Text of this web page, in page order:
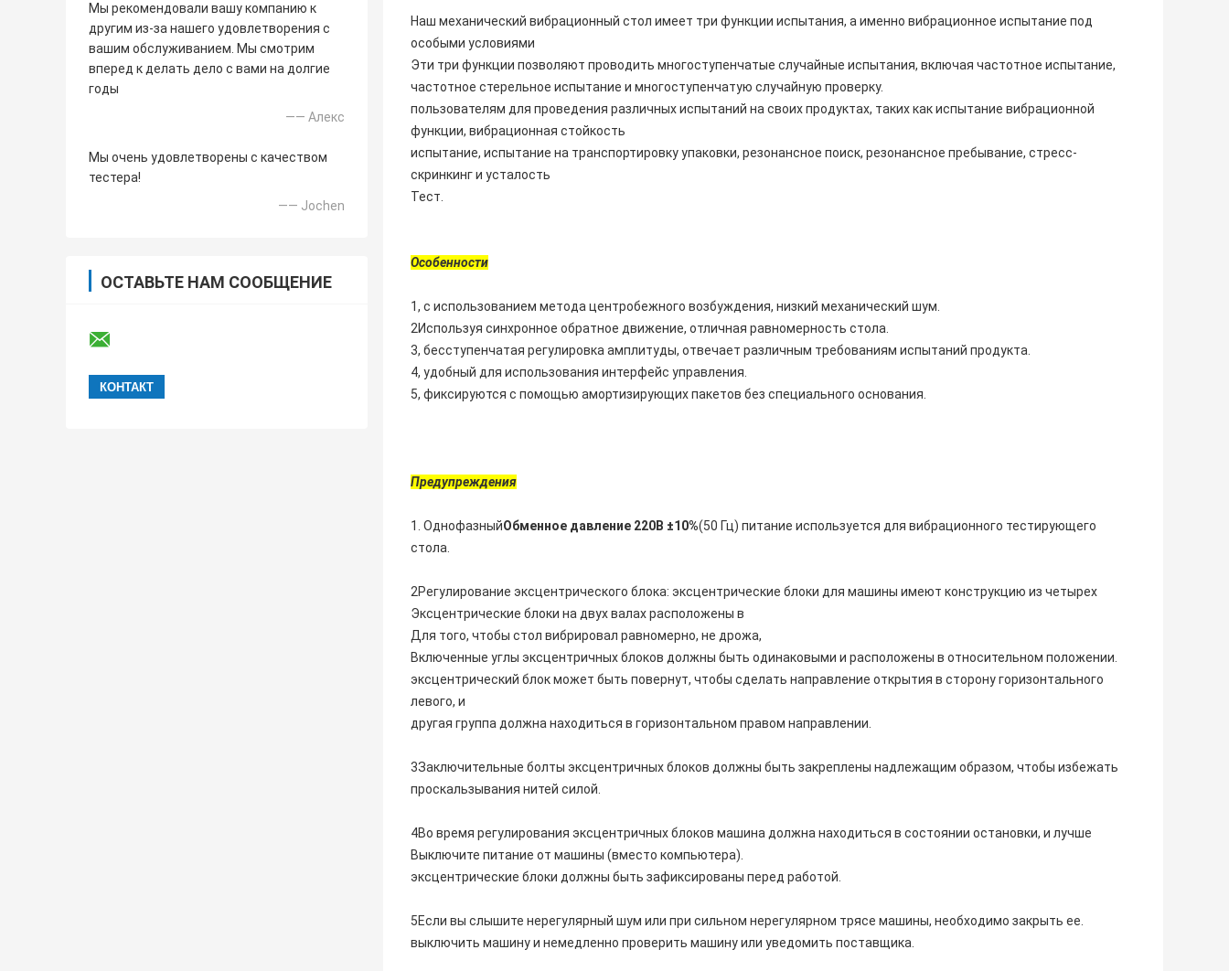
Мы рекомендовали вашу компанию к
другим из-за нашего удовлетворения с
вашим обслуживанием. Мы смотрим
вперед к делать дело с вами на долгие
годы
—— Алекс
Мы очень удовлетворены с качеством
тестера!
—— Jochen
ОСТАВЬТЕ НАМ СООБЩЕНИЕ
Наш механический вибрационный стол имеет три функции испытания, а именно вибрационное испытание под
особыми условиями
Эти три функции позволяют проводить многоступенчатые случайные испытания, включая частотное испытание,
частотное стерельное испытание и многоступенчатую случайную проверку.
пользователям для проведения различных испытаний на своих продуктах, таких как испытание вибрационной
функции, вибрационная стойкость
испытание, испытание на транспортировку упаковки, резонансное поиск, резонансное пребывание, стресс-
скринкинг и усталость
Тест.
Особенности
1, с использованием метода центробежного возбуждения, низкий механический шум.
2Используя синхронное обратное движение, отличная равномерность стола.
3, бесступенчатая регулировка амплитуды, отвечает различным требованиям испытаний продукта.
4, удобный для использования интерфейс управления.
5, фиксируются с помощью амортизирующих пакетов без специального основания.
Предупреждения
1. ОднофазныйОбменное давление 220В ±10%(50 Гц) питание используется для вибрационного тестирующего
стола.
2Регулирование эксцентрического блока: эксцентрические блоки для машины имеют конструкцию из четырех
Эксцентрические блоки на двух валах расположены в
Для того, чтобы стол вибрировал равномерно, не дрожа,
Включенные углы эксцентричных блоков должны быть одинаковыми и расположены в относительном положении.
эксцентрический блок может быть повернут, чтобы сделать направление открытия в сторону горизонтального
левого, и
другая группа должна находиться в горизонтальном правом направлении.
3Заключительные болты эксцентричных блоков должны быть закреплены надлежащим образом, чтобы избежать
проскальзывания нитей силой.
4Во время регулирования эксцентричных блоков машина должна находиться в состоянии остановки, и лучше
Выключите питание от машины (вместо компьютера).
эксцентрические блоки должны быть зафиксированы перед работой.
5Если вы слышите нерегулярный шум или при сильном нерегулярном трясе машины, необходимо закрыть ее.
выключить машину и немедленно проверить машину или уведомить поставщика.